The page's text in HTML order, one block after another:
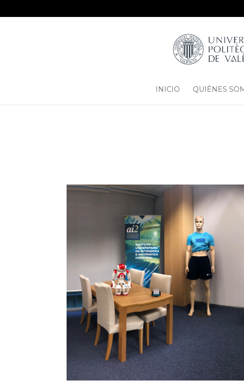
INICIO QUIÉNES